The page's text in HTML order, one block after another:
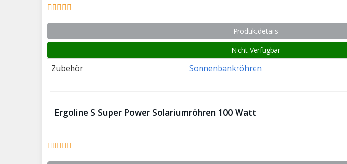
Produktdetails
Nicht Verfügbar
Zubehör Sonnenbankröhren
Ergoline S Super Power Solariumröhren 100 Watt